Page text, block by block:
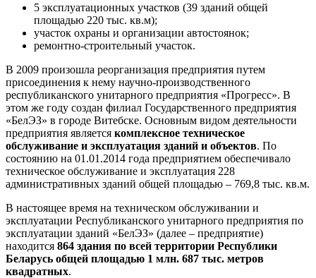
5 эксплуатационных участков (39 зданий общей
площадью 220 тыс. кв.м);
участок охраны и организации автостоянок;
ремонтно-строительный участок.
В 2009 произошла реорганизация предприятия путем
присоединения к нему научно-производственного
республиканского унитарного предприятия «Прогресс». В
этом же году создан филиал Государственного предприятия
«БелЭЗ» в городе Витебске. Основным видом деятельности
предприятия является комплексное техническое
обслуживание и эксплуатация зданий и объектов. По
состоянию на 01.01.2014 года предприятием обеспечивало
техническое обслуживание и эксплуатация 228
административных зданий общей площадью – 769,8 тыс. кв.м.
В настоящее время на техническом обслуживании и
эксплуатации Республиканского унитарного предприятия по
эксплуатации зданий «БелЭЗ» (далее – предприятие)
находится 864 здания по всей территории Республики
Беларусь общей площадью 1 млн. 687 тыс. метров
квадратных.